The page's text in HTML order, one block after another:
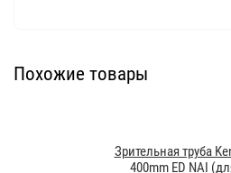
Похожие товары
Зрительная труба
400mm ED NAI